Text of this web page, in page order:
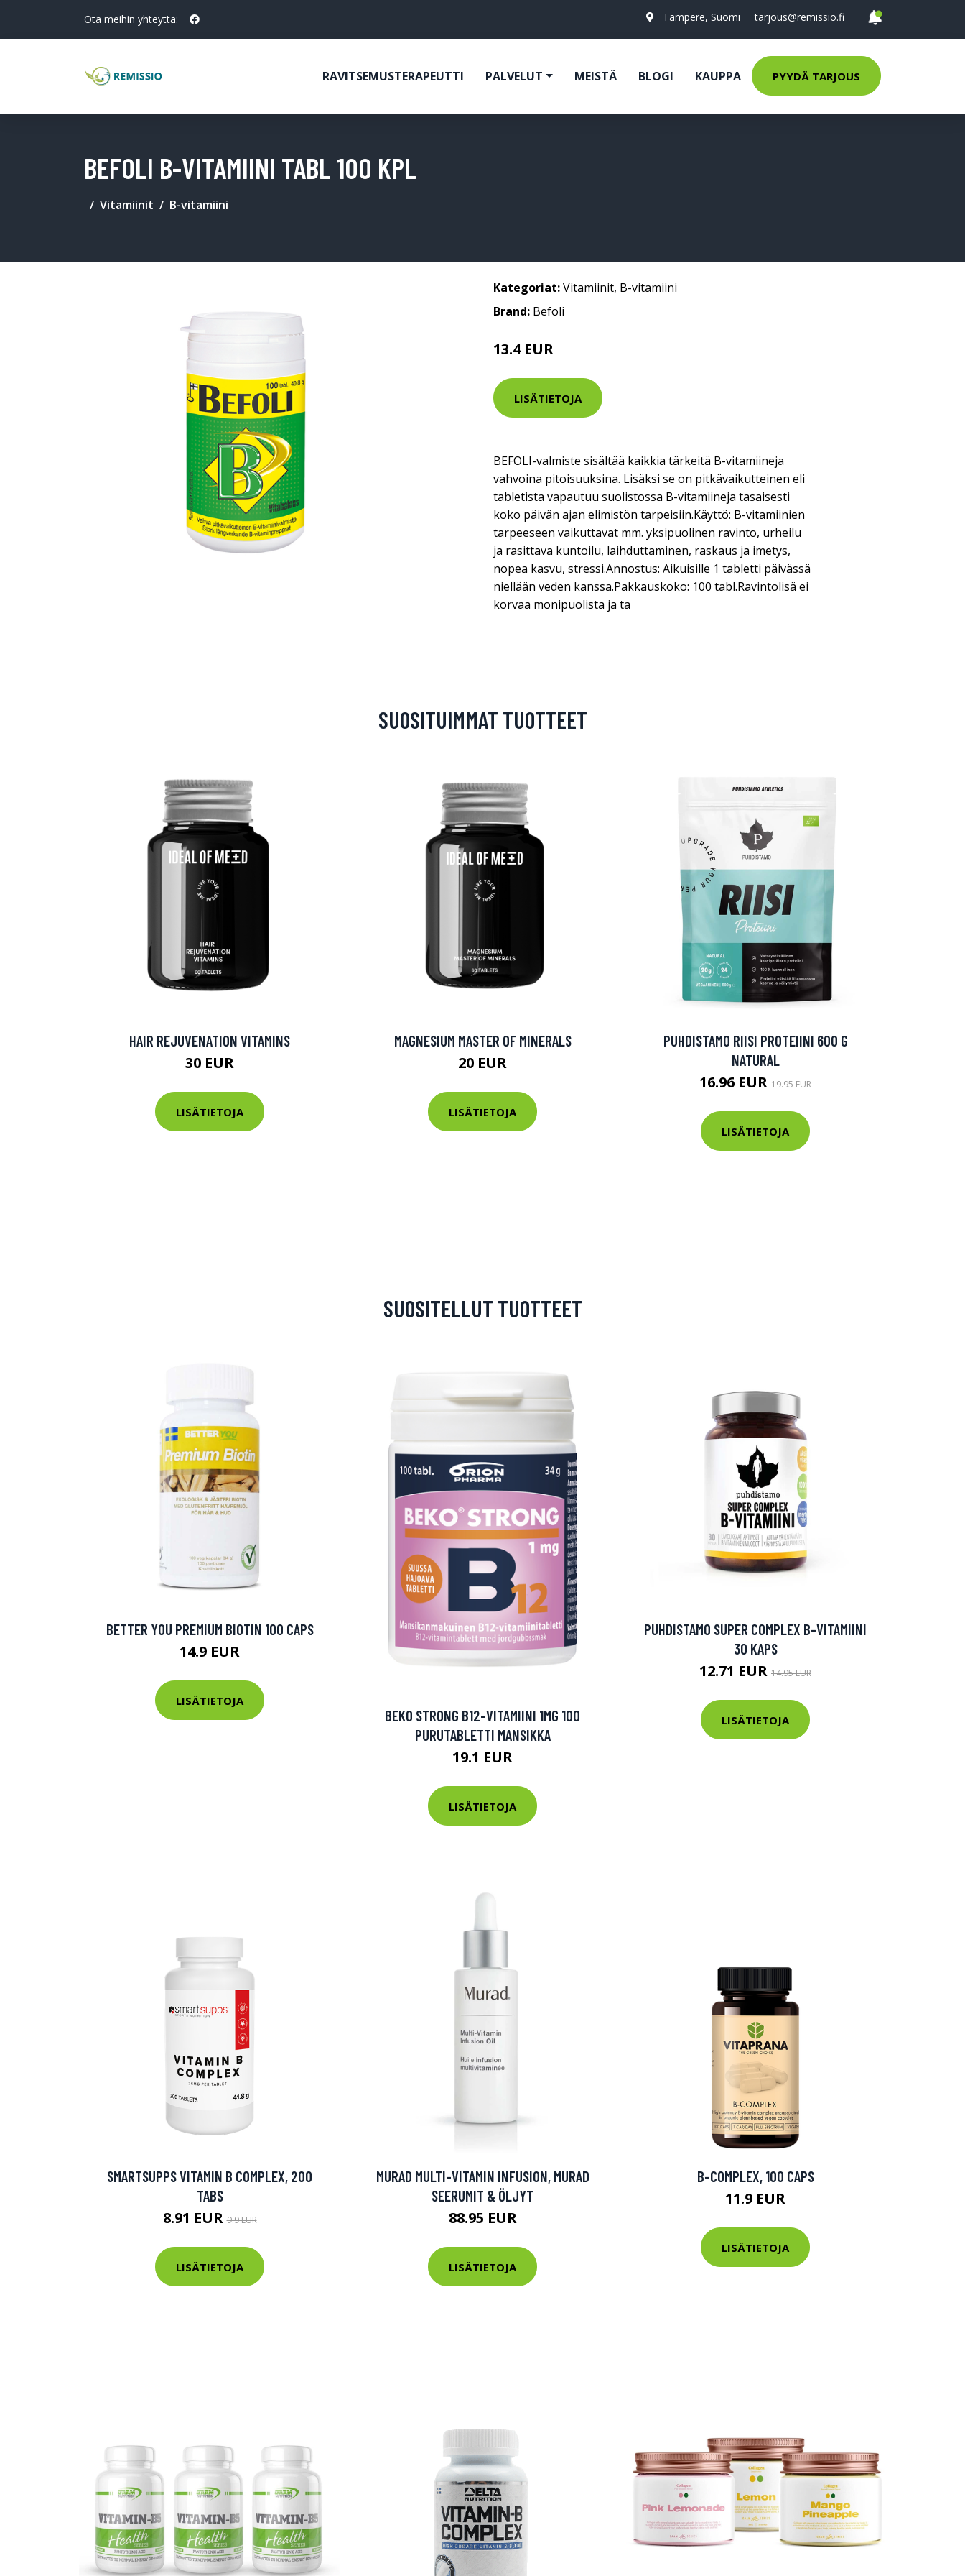
Ota meihin yhteyttä: Tampere, Suomi tarjous@remissio.fi
RAVITSEMUSTERAPEUTTI PALVELUT MEISTÄ BLOGI KAUPPA PYYDÄ TARJOUS
BEFOLI B-VITAMIINI TABL 100 KPL
Vitamiinit B-vitamiini
Kategoriat:Vitamiinit, B-vitamiini
Brand: Befoli
13.4 EUR
LISÄTIETOJA
BEFOLI-valmiste sisältää kaikkia tärkeitä B-vitamiineja
vahvoina pitoisuuksina. Lisäksi se on pitkävaikutteinen eli
tabletista vapautuu suolistossa B-vitamiineja tasaisesti
koko päivän ajan elimistön tarpeisiin.Käyttö: B-vitamiinien
tarpeeseen vaikuttavat mm. yksipuolinen ravinto, urheilu
ja rasittava kuntoilu, laihduttaminen, raskaus ja imetys,
nopea kasvu, stressi.Annostus: Aikuisille 1 tabletti päivässä
niellään veden kanssa.Pakkauskoko: 100 tabl.Ravintolisä ei
korvaa monipuolista ja ta
SUOSITUIMMAT TUOTTEET
HAIR REJUVENATION VITAMINS
30 EUR
LISÄTIETOJA
MAGNESIUM MASTER OF MINERALS
20 EUR
LISÄTIETOJA
PUHDISTAMO RIISI PROTEIINI 600 G
NATURAL
16.96 EUR 19.95 EUR
LISÄTIETOJA
SUOSITELLUT TUOTTEET
BETTER YOU PREMIUM BIOTIN 100 CAPS
14.9 EUR
LISÄTIETOJA
BEKO STRONG B12-VITAMIINI 1MG 100
PURUTABLETTI MANSIKKA
19.1 EUR
LISÄTIETOJA
PUHDISTAMO SUPER COMPLEX B-VITAMIINI
30 KAPS
12.71 EUR 14.95 EUR
LISÄTIETOJA
SMARTSUPPS VITAMIN B COMPLEX, 200
TABS
8.91 EUR9.9 EUR
LISÄTIETOJA
MURAD MULTI-VITAMIN INFUSION, MURAD
SEERUMIT & ÖLJYT
88.95 EUR
LISÄTIETOJA
B-COMPLEX, 100 CAPS
11.9 EUR
LISÄTIETOJA
Erikoistarjous
Sponsoriltamme
IdealofMeD Kauppa
Kaikki IdealofMeDin tuotteet -20 %!
Varaa terveystarkastus
nyt vain 200 €
hintaan.
KATSO TARJOUS